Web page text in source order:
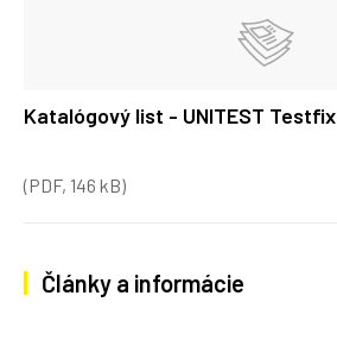
Katalógový list - UNITEST Testfix
(PDF, 146 kB)
Články a informácie